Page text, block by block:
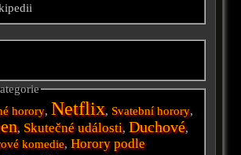
horory, Netflix, Svatební horory,
, Skutečné události, Duchové,
komedie,Horory podle